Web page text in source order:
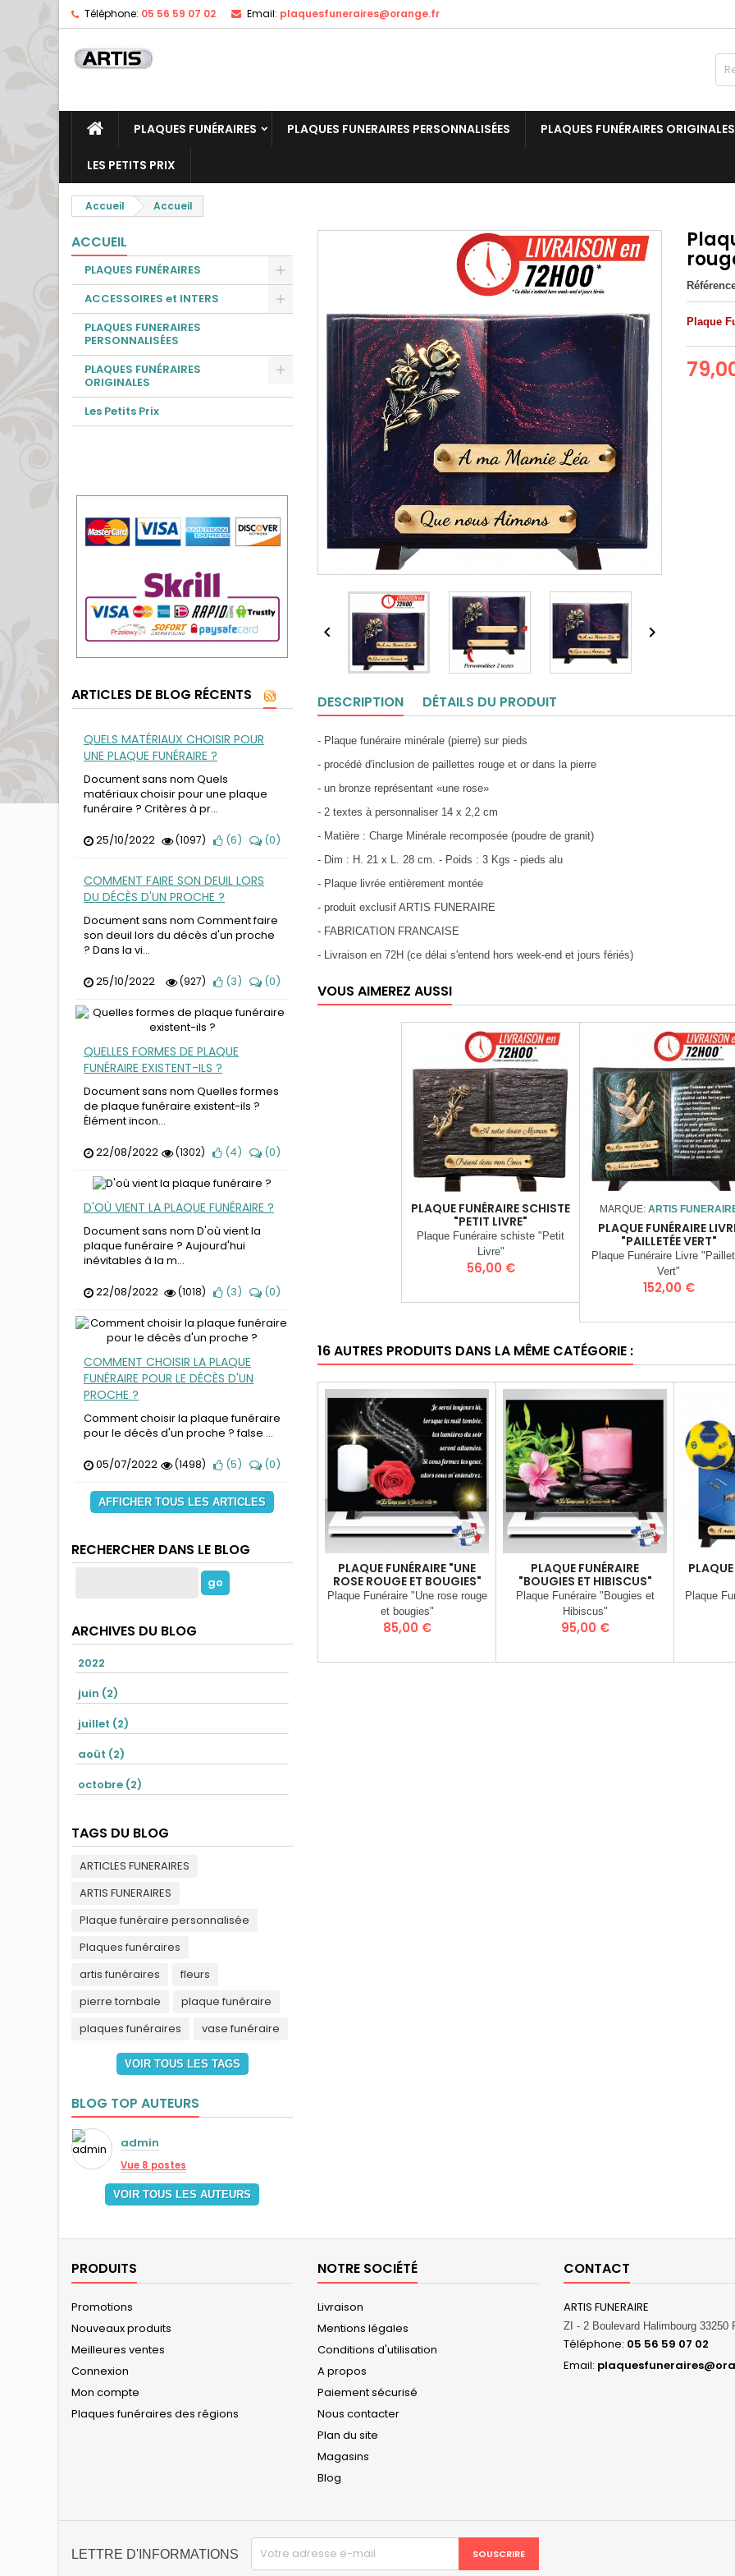
Téléphone: 05 56 59 07 02 Email: plaquesfuneraires@orange.fr
PLAQUES FUNÉRAIRES PLAQUES FUNERAIRES PERSONNALISÉES PLAQUES FUNÉRAIRES ORIGINALES
LES PETITS PRIX
Accueil Accueil
ACCUEIL
PLAQUES FUNÉRAIRES
ACCESSOIRES et INTERS
PLAQUES FUNERAIRES
PERSONNALISÉES
PLAQUES FUNÉRAIRES
ORIGINALES
Les Petits Prix
ARTICLES DE BLOG RÉCENTS
QUELS MATÉRIAUX CHOISIR POUR
UNE PLAQUE FUNÉRAIRE ?
Document sans nom Quels
matériaux choisir pour une plaque
funéraire ? Critères à pr...
25/10/2022
(1097) (6) (0)
COMMENT FAIRE SON DEUIL LORS
DU DÉCÈS D'UN PROCHE ?
Document sans nom Comment faire
son deuil lors du décès d'un proche
? Dans la vi...
25/10/2022
(927) (3) (0)
QUELLES FORMES DE PLAQUE
FUNÉRAIRE EXISTENT-ILS ?
Document sans nom Quelles formes
de plaque funéraire existent-ils ?
Élément incon...
22/08/2022
(1302) (4) (0)
D'OÙ VIENT LA PLAQUE FUNÉRAIRE ?
Document sans nom D'où vient la
plaque funéraire ? Aujourd'hui
inévitables à la m...
22/08/2022
(1018) (3) (0)
COMMENT CHOISIR LA PLAQUE
FUNÉRAIRE POUR LE DÉCÈS D'UN
PROCHE ?
Comment choisir la plaque funéraire
pour le décès d'un proche ? false ...
05/07/2022
(1498) (5) (0)
AFFICHER TOUS LES ARTICLES
RECHERCHER DANS LE BLOG
ARCHIVES DU BLOG
2022
juin (2)
juillet (2)
août (2)
octobre (2)
TAGS DU BLOG
ARTICLES FUNERAIRES
ARTIS FUNERAIRES
Plaque funéraire personnalisée
Plaques funéraires
artis funéraires
fleurs
pierre tombale
plaque funéraire
plaques funéraires
vase funéraire
VOIR TOUS LES TAGS
BLOG TOP AUTEURS
admin
Vue 8 postes
VOIR TOUS LES AUTEURS
 
Plaque
DESCRIPTION DÉTAILS DU PRODUIT
- Plaque funéraire minérale (pierre) sur pieds
- procédé d'inclusion de paillettes rouge et or dans la pierre
- un bronze représentant «une rose»
- 2 textes à personnaliser 14 x 2,2 cm
- Matière : Charge Minérale recomposée (poudre de granit)
- Dim : H. 21 x L. 28 cm. - Poids : 3 Kgs - pieds alu
- Plaque livrée entièrement montée
- produit exclusif ARTIS FUNERAIRE
- FABRICATION FRANCAISE
- Livraison en 72H (ce délai s'entend hors week-end et jours fériés)
VOUS AIMEREZ AUSSI
PLAQUE FUNÉRAIRE SCHISTE
"PETIT LIVRE"
Plaque Funéraire schiste "Petit
Livre"
Prix
56,00 €
MARQUE: ARTIS
PLAQUE FUNÉRAIRE
"PAILLETÉE VERT"
Plaque Funéraire Livre
Vert"
Prix
152,00 €
16 AUTRES PRODUITS DANS LA MÊME CATÉGORIE :
PLAQUE FUNÉRAIRE "UNE
ROSE ROUGE ET BOUGIES"
Plaque Funéraire "Une rose rouge
et bougies"
Prix
85,00 €
PLAQUE FUNÉRAIRE
"BOUGIES ET HIBISCUS"
Plaque Funéraire "Bougies et
Hibiscus"
Prix
95,00 €
Plaque
PRODUITS
Promotions
Nouveaux produits
Meilleures ventes
Connexion
Mon compte
Plaques funéraires des régions
NOTRE SOCIÉTÉ
Livraison
Mentions légales
Conditions d'utilisation
A propos
Paiement sécurisé
Nous contacter
Plan du site
Magasins
Blog
CONTACT
ARTIS FUNERAIRE
ZI - 2 Boulevard Halimbourg 33250
Téléphone: 05 56 59 07 02
Email:
LETTRE D'INFORMATIONS